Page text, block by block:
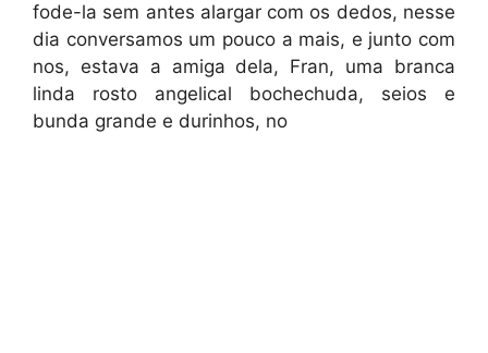
fode-la sem antes alargar com os dedos, nesse
dia conversamos um pouco a mais, e junto com
nos, estava a amiga dela, Fran, uma branca
linda rosto angelical bochechuda, seios e
bunda grande e durinhos, no